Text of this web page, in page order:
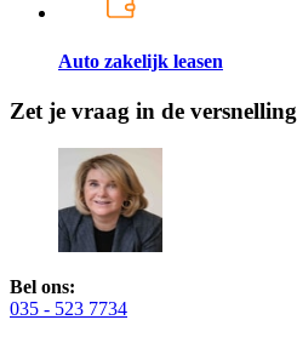
Auto zakelijk leasen
Zet je vraag in de versnelling
Bel ons:
035 - 523 7734